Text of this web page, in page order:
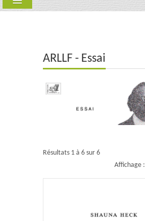
SCIENCES HUMAINES ET SOCIALES
ARLLF - Essai
Résultats 1 à 6 sur 6
Affichage :